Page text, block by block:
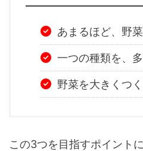
あまるほど、野
一つの種類を、
野菜を大きくつ
この3つを目指すポイント